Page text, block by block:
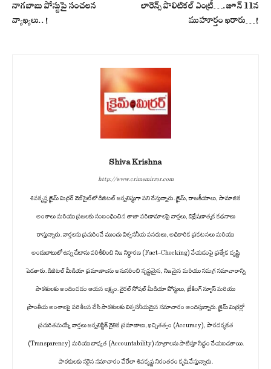
నాగబాబు పోస్టుపై సంచలన
వ్యాఖ్యలు..!
లారెన్స్ పొలిటికల్ ఎంట్రీ….జూన్ 11న
ముహూర్తం ఖ‌రారు…!
Shiva Krishna
http://www.crimemirror.com
శివకృష్ణ క్రైమ్ మిర్రర్ వెబ్‌సైట్‌లో డిజిటల్ జర్నలిస్టుగా పని చేస్తున్నారు. క్రైమ్, రాజకీయాలు, సామాజిక
అంశాలు మరియు ప్రజలకు సంబంధించిన తాజా పరిణామాలపై వార్తలు, విశ్లేషణాత్మక కథనాలు
రాస్తున్నారు. వార్తలను ప్రచురించే ముందు విశ్వసనీయ వనరులు, అధికారిక ప్రకటనలు మరియు
అందుబాటులో ఉన్న డేటాను పరిశీలించి నిజ నిర్ధారణ (Fact-Checking) చేయడంపై ప్రత్యేక దృష్టి
పెడతారు. డిజిటల్ మీడియా ప్రమాణాలను అనుసరించి స్పష్టమైన, నిజమైన మరియు సమగ్ర సమాచారాన్ని
పాఠకులకు అందించడం ఆయన లక్ష్యం. వైరల్ సోషల్ మీడియా పోస్టులు, బ్రేకింగ్ న్యూస్ మరియు
ప్రాంతీయ అంశాలపై పరిశీలన చేసి పాఠకులకు విశ్వసనీయమైన సమాచారం అందిస్తున్నారు. క్రైమ్ మిర్రర్లో
ప్రచురితమయ్యే వార్తలు జర్నలిస్టిక్ నైతిక ప్రమాణాలు, ఖచ్చితత్వం (Accuracy), పారదర్శకత
(Transparency) మరియు బాధ్యత (Accountability) సూత్రాలను పాటిస్తూ సిద్ధం చేయబడతాయి.
పాఠకులకు సరైన సమాచారం చేరేలా శివకృష్ణ నిరంతరం కృషి చేస్తున్నారు.